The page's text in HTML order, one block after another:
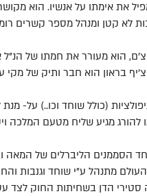
את אימתו על אנשיו. הוא
לא קטן ומנהל מספר קשרים
הוא מעורר את חמתו של הנ"ל
בראון הוא חבר ותיק של מקי
(כולל שוחד וכו..) על-
מגיע שליח מטעם המלכה
הסממנים הליברלים של המאה
מתנהל ע"י שוחד וגנבות
הדן בשחיתות החוק לצד